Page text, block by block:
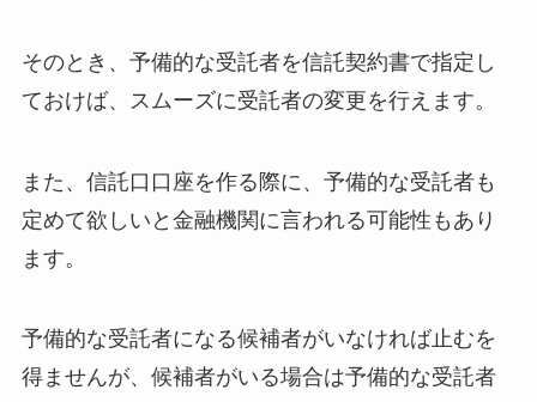
そのとき、予備的な受託者を信託契約書で指定し
ておけば、スムーズに受託者の変更を行えます。
また、信託口口座を作る際に、予備的な受託者も
定めて欲しいと金融機関に言われる可能性もあり
ます。
予備的な受託者になる候補者がいなければ止むを
得ませんが、候補者がいる場合は予備的な受託者